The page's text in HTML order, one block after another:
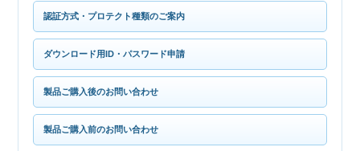
認証方式・プロテクト種類のご案内
ダウンロード用ID・パスワード申請
製品ご購入後のお問い合わせ
製品ご購入前のお問い合わせ